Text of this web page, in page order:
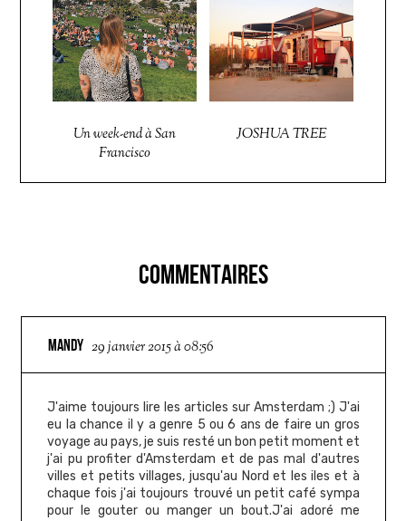
Un week-end à San
Francisco
JOSHUA TREE
COMMENTAIRES
MANDY 29 janvier 2015 à 08:56
J'aime toujours lire les articles sur Amsterdam ;) J'ai
eu la chance il y a genre 5 ou 6 ans de faire un gros
voyage au pays, je suis resté un bon petit moment et
j'ai pu profiter d'Amsterdam et de pas mal d'autres
villes et petits villages, jusqu'au Nord et les iles et à
chaque fois j'ai toujours trouvé un petit café sympa
pour le gouter ou manger un bout.J'ai adoré me